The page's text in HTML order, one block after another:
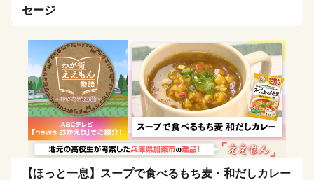
セージ
【ほっと一息】スープで食べるもち麦・和だしカレー